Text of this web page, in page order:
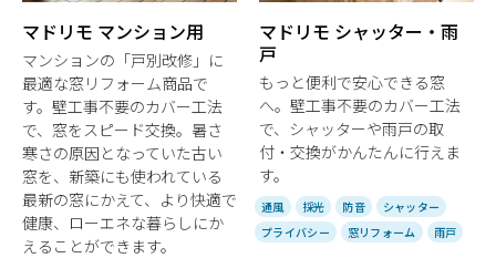
マドリモ マンション用
マンションの「戸別改修」に
最適な窓リフォーム商品で
す。壁工事不要のカバー工法
で、窓をスピード交換。暑さ
寒さの原因となっていた古い
窓を、新築にも使われている
最新の窓にかえて、より快適で
健康、ローエネな暮らしにか
えることができます。
マドリモ シャッター・雨
戸
もっと便利で安心できる窓
へ。壁工事不要のカバー工法
で、シャッターや雨戸の取
付・交換がかんたんに行えま
す。
通風 採光 防音
シャッター
プライバシー
窓リフォーム 雨戸